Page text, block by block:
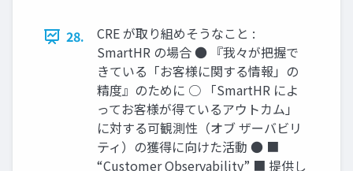
28.
CRE が取り組めそうなこと :
SmartHR の場合 ● 『我々が把握で
きている「お客様に関する情報」の
精度』のために ○ 「SmartHR によ
ってお客様が得ているアウトカム」
に対する可観測性（オブ ザーバビリ
ティ）の獲得に向けた活動 ● ■
“Customer Observability” ■ 提供し